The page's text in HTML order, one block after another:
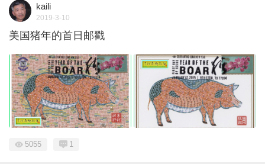
kaili
2019-3-10
美国猪年的首日邮戳
5055 1